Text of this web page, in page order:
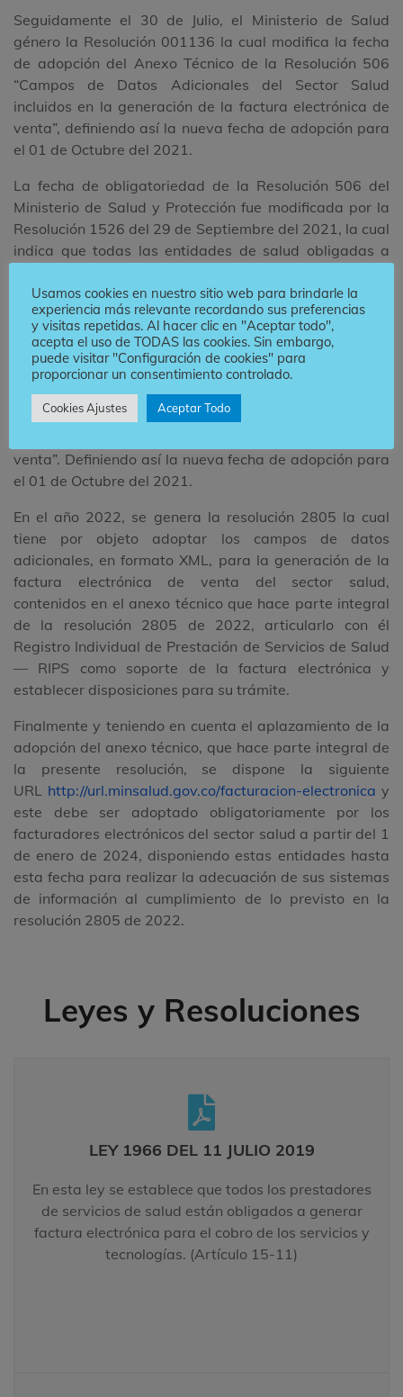
Seguidamente el 30 de Julio, el Ministerio de Salud
género la Resolución 001136 la cual modifica la fecha
de adopción del Anexo Técnico de la Resolución 506
“Campos de Datos Adicionales del Sector Salud
incluidos en la generación de la factura electrónica de
venta”, definiendo así la nueva fecha de adopción para
el 01 de Octubre del 2021.
La fecha de obligatoriedad de la Resolución 506 del
Ministerio de Salud y Protección fue modificada por la
Resolución 1526 del 29 de Septiembre del 2021, la cual
indica que todas las entidades de salud obligadas a
nueva fecha de adopción a más tardar el 31 de Marzo
del 2022.
El 30 de Julio, el Ministerio de Salud género la
Resolución 001136 la cual modifica la fecha de
adopción del Anexo Técnico de la Resolución 506
“Campos de Datos Adicionales del Sector Salud
venta”. Definiendo así la nueva fecha de adopción para
el 01 de Octubre del 2021.
En el año 2022, se genera la resolución 2805 la cual
tiene por objeto adoptar los campos de datos
adicionales, en formato XML, para la generación de la
factura electrónica de venta del sector salud,
contenidos en el anexo técnico que hace parte integral
de la resolución 2805 de 2022, articularlo con él
Registro Individual de Prestación de Servicios de Salud
— RIPS como soporte de la factura electrónica y
establecer disposiciones para su trámite.
Finalmente y teniendo en cuenta el aplazamiento de la
adopción del anexo técnico, que hace parte integral de
la presente resolución, se dispone la siguiente
URL http://url.minsalud.gov.co/facturacion-electronica y
este debe ser adoptado obligatoriamente por los
facturadores electrónicos del sector salud a partir del 1
de enero de 2024, disponiendo estas entidades hasta
esta fecha para realizar la adecuación de sus sistemas
de información al cumplimiento de lo previsto en la
resolución 2805 de 2022.
Leyes y Resoluciones
LEY 1966 DEL 11 JULIO 2019
En esta ley se establece que todos los prestadores
de servicios de salud están obligados a generar
factura electrónica para el cobro de los servicios y
tecnologías. (Artículo 15-11)
LEY 1966 DEL 11 JULIO 2019
de servicios de salud están obligados a generar
factura electrónica para el cobro de los servicios y
tecnologías. (Artículo 15-11)
LEER MÁS
Usamos cookies en nuestro sitio web para brindarle la
experiencia más relevante recordando sus preferencias
y visitas repetidas. Al hacer clic en "Aceptar todo",
acepta el uso de TODAS las cookies. Sin embargo,
puede visitar "Configuración de cookies" para
proporcionar un consentimiento controlado.
Cookies Ajustes Aceptar Todo